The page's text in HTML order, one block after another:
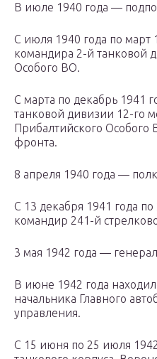
В июле 1940 года —
С июля 1940 года по март
командира 2-й танковой
Особого ВО.
С марта по декабрь 1941
танковой дивизии 12-го
Прибалтийского
фронта.
8 апреля 1940 года —
С 13 декабря 1941 года
командир 241-й
3 мая 1942 года —
В июне 1942 года
начальника Главного
управления.
С 15 июня по 25 июля